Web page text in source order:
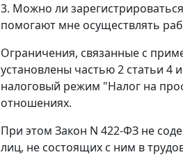
3. Можно ли
помогают мне осуществлять
Ограничения, связанные с
установлены частью 2 статьи 4
налоговый режим "Налог на
отношениях.
При этом Закон N 422-ФЗ не
лиц, не состоящих с ним в